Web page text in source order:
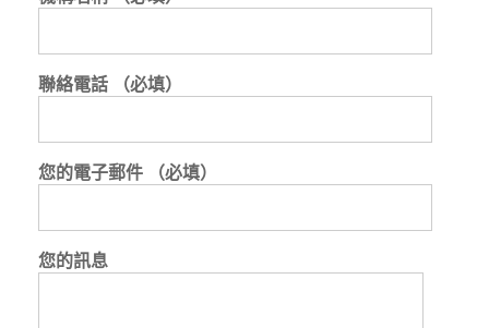
聯絡電話 （必填）
您的電子郵件 （必填）
您的訊息